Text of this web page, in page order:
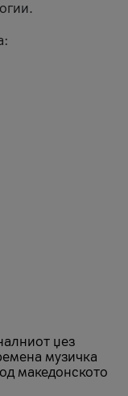
џез
музичка
македонското